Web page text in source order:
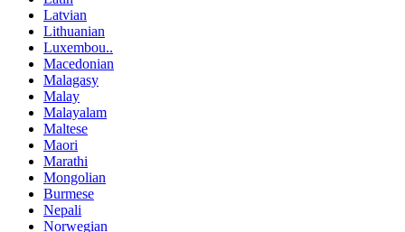
Latvian
Lithuanian
Luxembou..
Macedonian
Malagasy
Malay
Malayalam
Maltese
Maori
Marathi
Mongolian
Burmese
Nepali
Norwegian